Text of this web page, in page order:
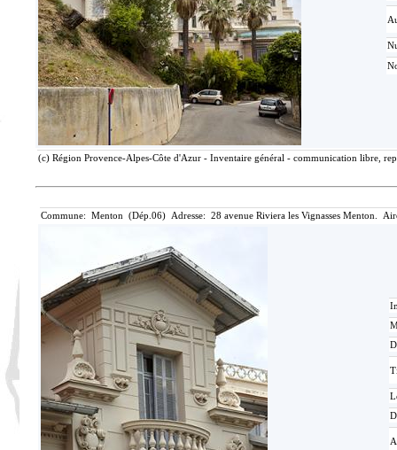
(c) Région Provence-Alpes-Côte d'Azur - Inventaire général - communication libre,
Commune: Menton (Dép.06) Adresse: 28 avenue Riviera les Vignasses Menton.